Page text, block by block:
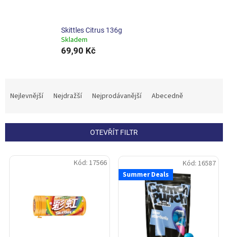
Skittles Citrus 136g
Skladem
69,90 Kč
í
Nejlevnější Nejdražší Nejprodávanější Abecedně
OTEVŘÍT FILTR
V
Kód: 17566
Summer Deals
Kód: 16587